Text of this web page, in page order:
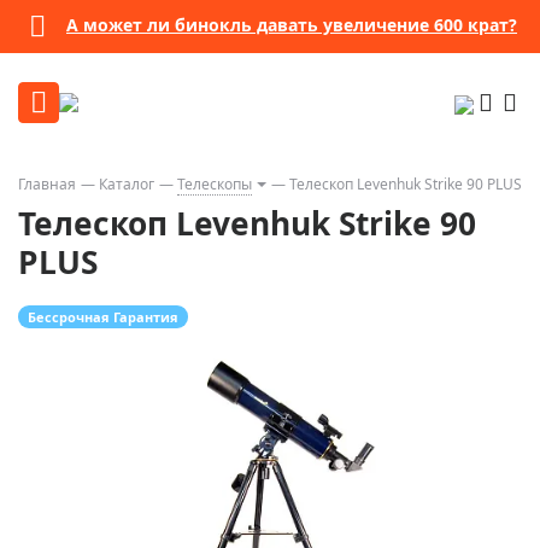
А может ли бинокль давать увеличение 600 крат?
Главная Каталог Телескопы Телескоп Levenhuk Strike 90 PLUS
Телескоп Levenhuk Strike 90
PLUS
Бессрочная Гарантия